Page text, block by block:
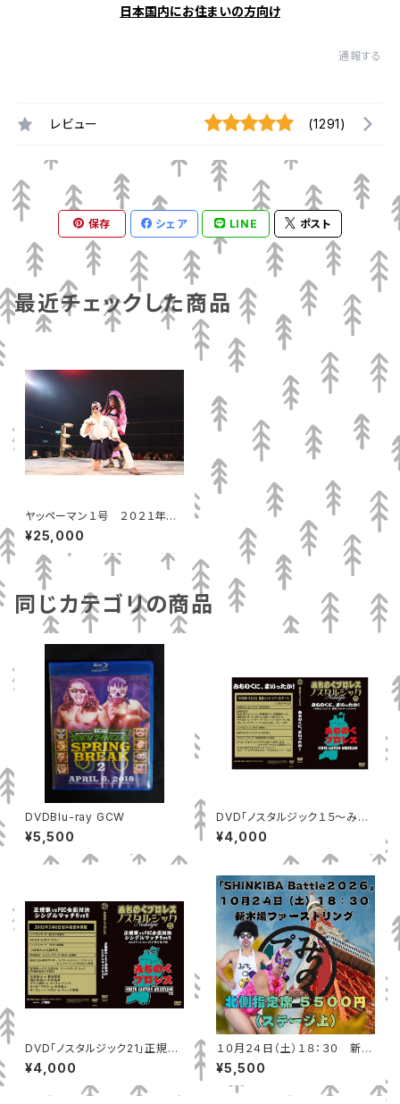
日本国内にお住まいの方向け
通報する
レビュー (1291)
保存 シェア LINE ポスト
最近チェックした商品
ヤッペーマン１号 ２０２１年～
２０２２年コスチューム、マスクセ
ット
¥25,000
同じカテゴリの商品
DVDBlu-ray GCW
¥5,500
DVD「ノスタルジック１５～みち
のくに、まいったか」MP-172
¥4,000
DVD「ノスタルジック21」正規軍
vsFEC全面対決 シングルマッチ
5vs5
¥4,000
１０月２４日（土）１８：３０ 新木
場ファーストリング 北側指定席
（ステージ上）
¥5,500